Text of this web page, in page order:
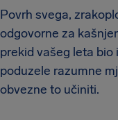
Povrh svega,
odgovorne za
prekid vašeg leta bio
poduzele razumne
obvezne to učiniti.